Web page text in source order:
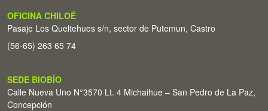
OFICINA CHILOÉ
Pasaje Los Queltehues s/n, sector de Putemun, Castro
(56-65) 263 65 74
SEDE BIOBÍO
Calle Nueva Uno N°3570 Lt. 4 Michaihue – San Pedro de La Paz,
Concepción